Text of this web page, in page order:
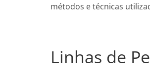
métodos e técnicas
Linhas de